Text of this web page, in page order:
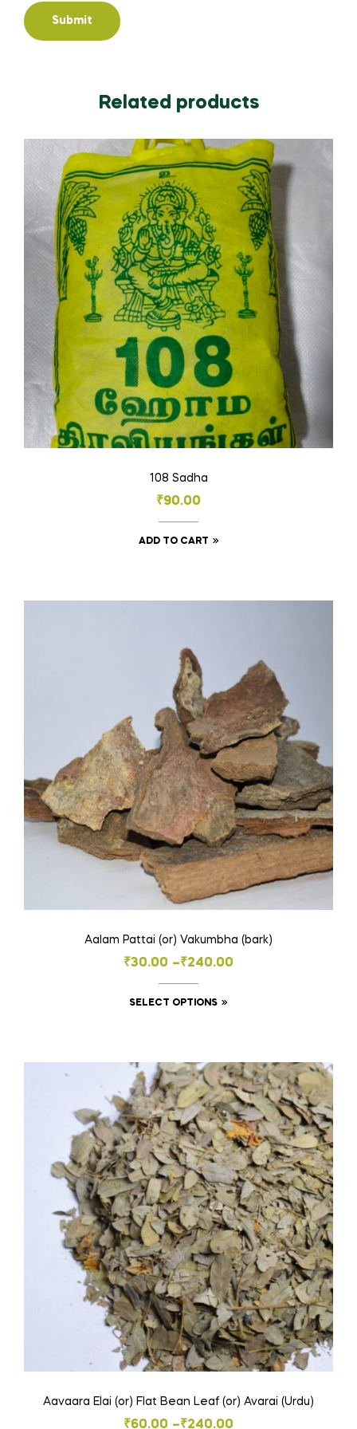
Related products
108 Sadha
₹90.00
ADD TO CART
Aalam Pattai (or) Vakumbha (bark)
₹30.00 –₹240.00
Price
range:
₹30.00
SELECT OPTIONS
multiple
variants.
The
options
may
be
chosen
on
the
product
page
Aavaara Elai (or) Flat Bean Leaf (or) Avarai (Urdu)
₹60.00 –₹240.00
Price